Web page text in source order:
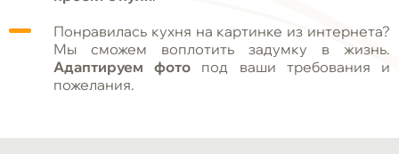
Понравилась кухня на картинке из интернета?
Мы сможем воплотить задумку в жизнь.
Адаптируем фото под ваши требования и
пожелания.